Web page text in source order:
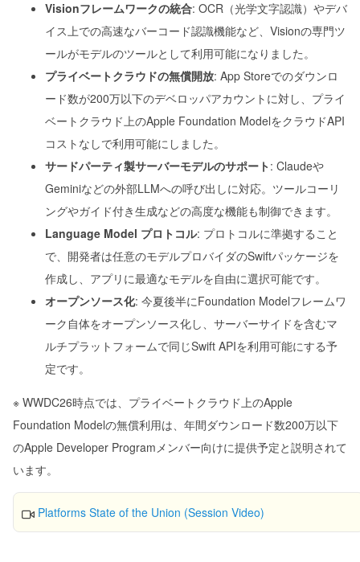
Visionフレームワークの統合: OCR（光学文字認識）やデバ
イス上での高速なバーコード認識機能など、Visionの専門ツ
ールがモデルのツールとして利用可能になりました。
プライベートクラウドの無償開放: App Storeでのダウンロ
ード数が200万以下のデベロッパアカウントに対し、プライ
ベートクラウド上のApple Foundation ModelをクラウドAPI
コストなしで利用可能にしました。
サードパーティ製サーバーモデルのサポート : Claudeや
Geminiなどの外部LLMへの呼び出しに対応。ツールコーリ
ングやガイド付き生成などの高度な機能も制御できます。
Language Model プロトコル: プロトコルに準拠すること
で、開発者は任意のモデルプロバイダのSwiftパッケージを
作成し、アプリに最適なモデルを自由に選択可能です。
オープンソース化: 今夏後半にFoundation Modelフレームワ
ーク自体をオープンソース化し、サーバーサイドを含むマ
ルチプラットフォームで同じSwift APIを利用可能にする予
定です。
※ WWDC26時点では、プライベートクラウド上のApple
Foundation Modelの無償利用は、年間ダウンロード数200万以下
のApple Developer Programメンバー向けに提供予定と説明されて
います。
Platforms State of the Union (Session Video)